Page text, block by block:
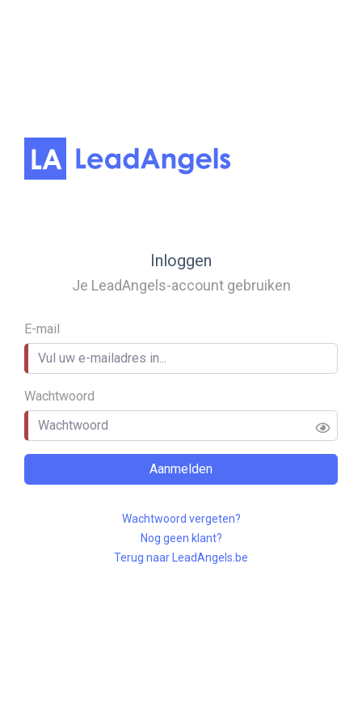
Inloggen
Je LeadAngels-account gebruiken
E-mail
Wachtwoord
Aanmelden
Wachtwoord vergeten?
Nog geen klant?
Terug naar LeadAngels.be